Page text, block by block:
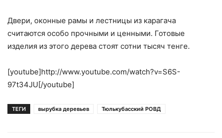
Двери, оконные рамы и лестницы из карагача
считаются особо прочными и ценными. Готовые
изделия из этого дерева стоят сотни тысяч тенге.
[youtube]http://www.youtube.com/watch?v=S6S-
97t34JU[/youtube]
ТЕГИ вырубка деревьев Тюлькубасский РОВД